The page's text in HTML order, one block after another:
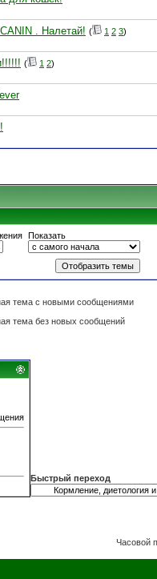
. Налетай! ( 1 2 3)
( 1 2)
Показать
тема с новыми сообщениями
тема без новых сообщений
Быстрый переход
Часовой